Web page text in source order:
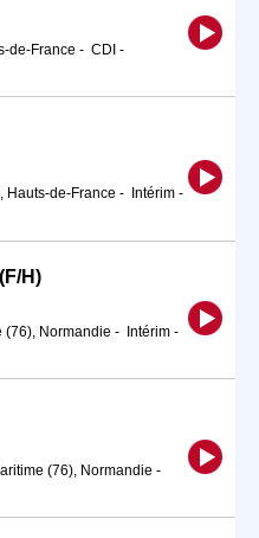
de-France - CDI -
Hauts-de-France - Intérim -
H)
(76), Normandie - Intérim -
(76), Normandie -